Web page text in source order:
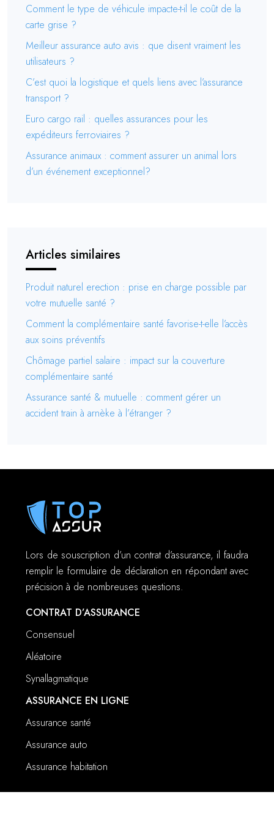
Comment le type de véhicule impacte-t-il le coût de la
carte grise ?
Meilleur assurance auto avis : que disent vraiment les
utilisateurs ?
C’est quoi la logistique et quels liens avec l’assurance
transport ?
Euro cargo rail : quelles assurances pour les
expéditeurs ferroviaires ?
Assurance animaux : comment assurer un animal lors
d’un événement exceptionnel?
Articles similaires
Produit naturel erection : prise en charge possible par
votre mutuelle santé ?
Comment la complémentaire santé favorise-t-elle l’accès
aux soins préventifs
Chômage partiel salaire : impact sur la couverture
complémentaire santé
Assurance santé & mutuelle : comment gérer un
accident train à arnèke à l’étranger ?
Lors de souscription d’un contrat d’assurance, il faudra
remplir le formulaire de déclaration en répondant avec
précision à de nombreuses questions.
CONTRAT D’ASSURANCE
Consensuel
Aléatoire
Synallagmatique
ASSURANCE EN LIGNE
Assurance santé
Assurance auto
Assurance habitation